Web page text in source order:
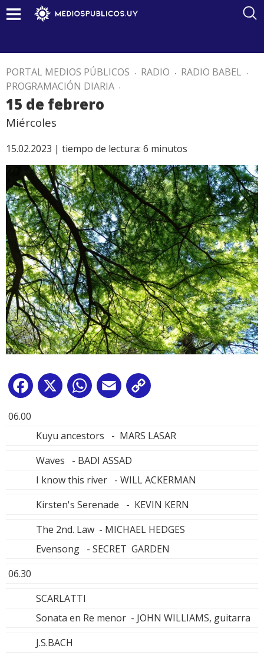
PORTAL MEDIOS PÚBLICOS . RADIO . RADIO BABEL .
PROGRAMACIÓN DIARIA .
15 de febrero
Miércoles
15.02.2023 | tiempo de lectura: 6 minutos
Facebook
X WhatsApp
Email
06.00
Kuyu ancestors - MARS LASAR
Waves - BADI ASSAD
I know this river - WILL ACKERMAN
Kirsten's Serenade - KEVIN KERN
The 2nd. Law - MICHAEL HEDGES
Evensong - SECRET GARDEN
06.30
SCARLATTI
Sonata en Re menor - JOHN WILLIAMS, guitarra
J.S.BACH